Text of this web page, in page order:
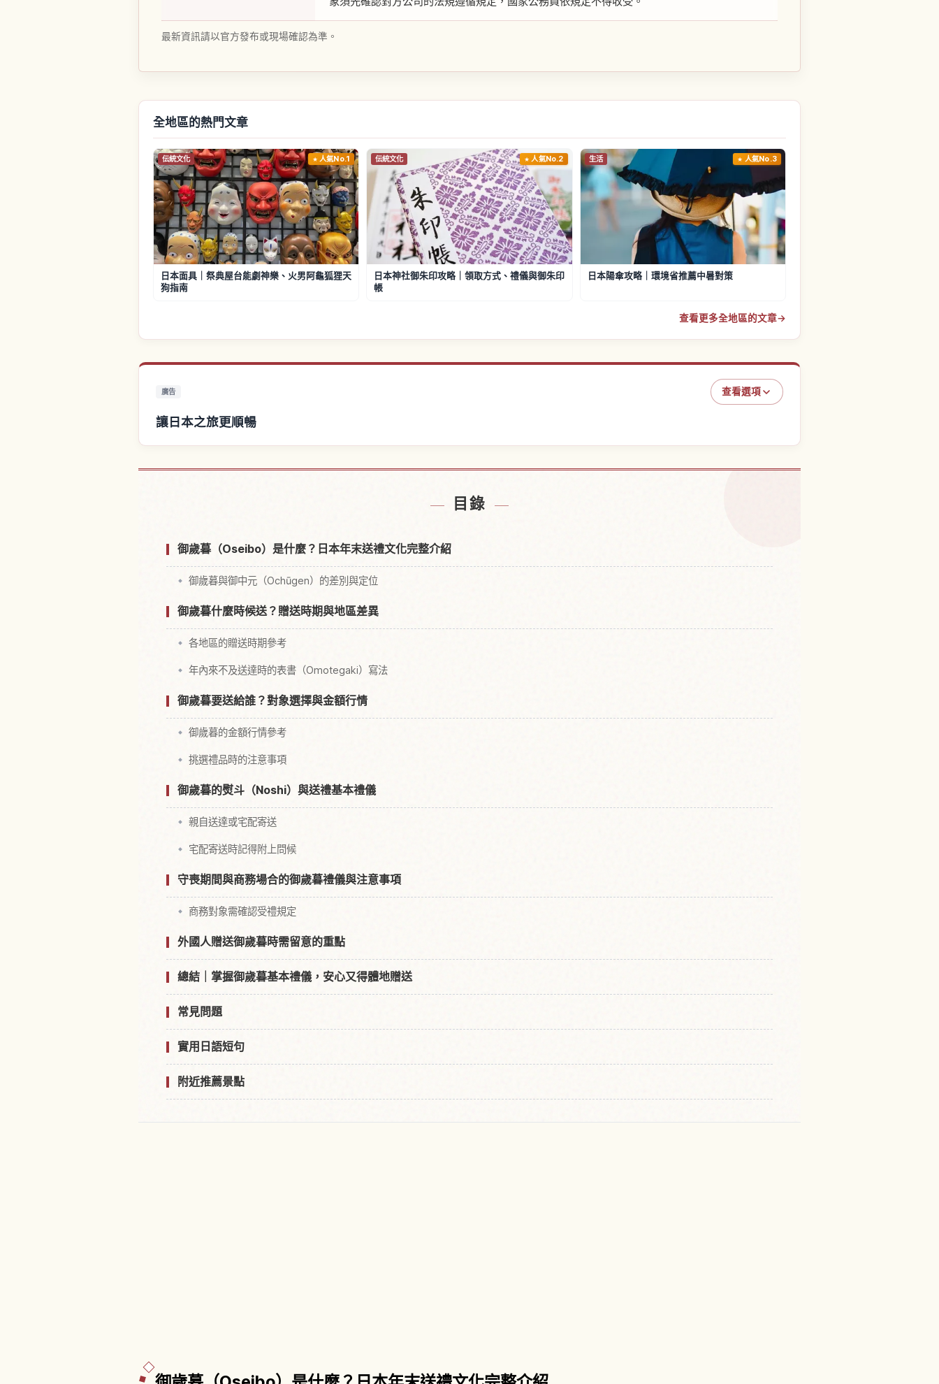
最新資訊請以官方發布或現場確認為準。
全地區的熱門文章
伝統文化 人氣No.1
日本面具｜祭典屋台能劇神樂、火男阿龜狐狸天
狗指南
伝統文化 人氣No.2
日本神社御朱印攻略｜領取方式、禮儀與御朱印
帳
生活 人氣No.3
日本陽傘攻略｜環境省推薦中暑對策
查看更多全地區的文章→
廣告 查看選項
讓日本之旅更順暢
目錄
御歲暮（Oseibo）是什麼？日本年末送禮文化完整介紹
御歲暮與御中元（Ochūgen）的差別與定位
御歲暮什麼時候送？贈送時期與地區差異
各地區的贈送時期參考
年內來不及送達時的表書（Omotegaki）寫法
御歲暮要送給誰？對象選擇與金額行情
御歲暮的金額行情參考
挑選禮品時的注意事項
御歲暮的熨斗（Noshi）與送禮基本禮儀
親自送達或宅配寄送
宅配寄送時記得附上問候
守喪期間與商務場合的御歲暮禮儀與注意事項
商務對象需確認受禮規定
外國人贈送御歲暮時需留意的重點
總結｜掌握御歲暮基本禮儀，安心又得體地贈送
常見問題
實用日語短句
附近推薦景點